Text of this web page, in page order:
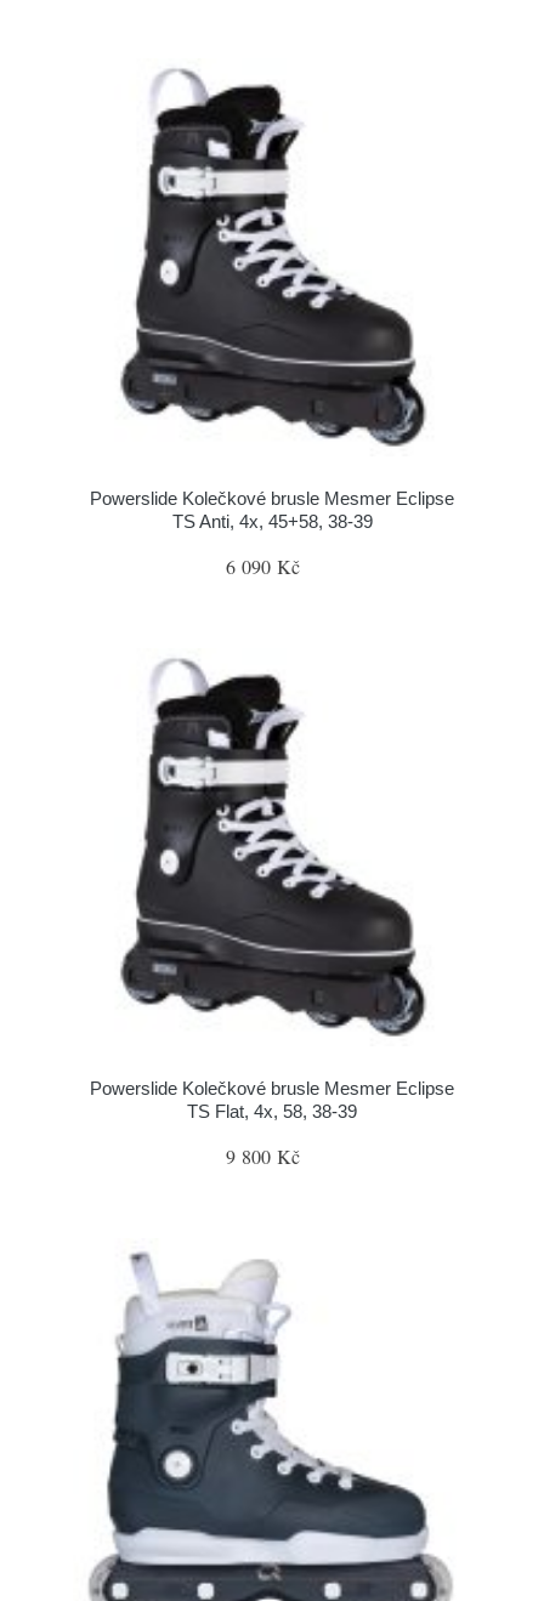
Powerslide Kolečkové brusle Mesmer Eclipse
TS Anti, 4x, 45+58, 38-39
6 090 Kč
Powerslide Kolečkové brusle Mesmer Eclipse
TS Flat, 4x, 58, 38-39
9 800 Kč